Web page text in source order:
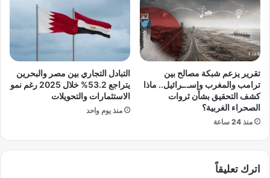
يل
م
ع
ط
ل
ة
تقرير يزعم شبكة مصالح بين
ترامب والمغرب وإسـ.ـرائيل.. ماذا
كشف التحقيق بشأن ثروات
الصحراء الغربية؟
منذ 24 ساعة
التبادل التجاري بين مصر والبحرين
يتراجع 53.2% خلال 2025 رغم نمو
الاستثمارات والتحويلات
منذ يوم واحد
اترك تعليقاً